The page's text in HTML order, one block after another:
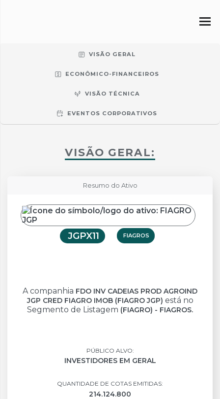
VISÃO GERAL
ECONÔMICO-FINANCEIROS
VISÃO TÉCNICA
EVENTOS CORPORATIVOS
VISÃO GERAL:
Resumo do Ativo
JGPX11 FIAGROS
A companhia FDO INV CADEIAS PROD AGROIND
JGP CRED FIAGRO IMOB (FIAGRO JGP) está no
Segmento de Listagem (FIAGRO) - FIAGROS.
PÚBLICO ALVO:
INVESTIDORES EM GERAL
QUANTIDADE DE COTAS EMITIDAS:
214.124.800